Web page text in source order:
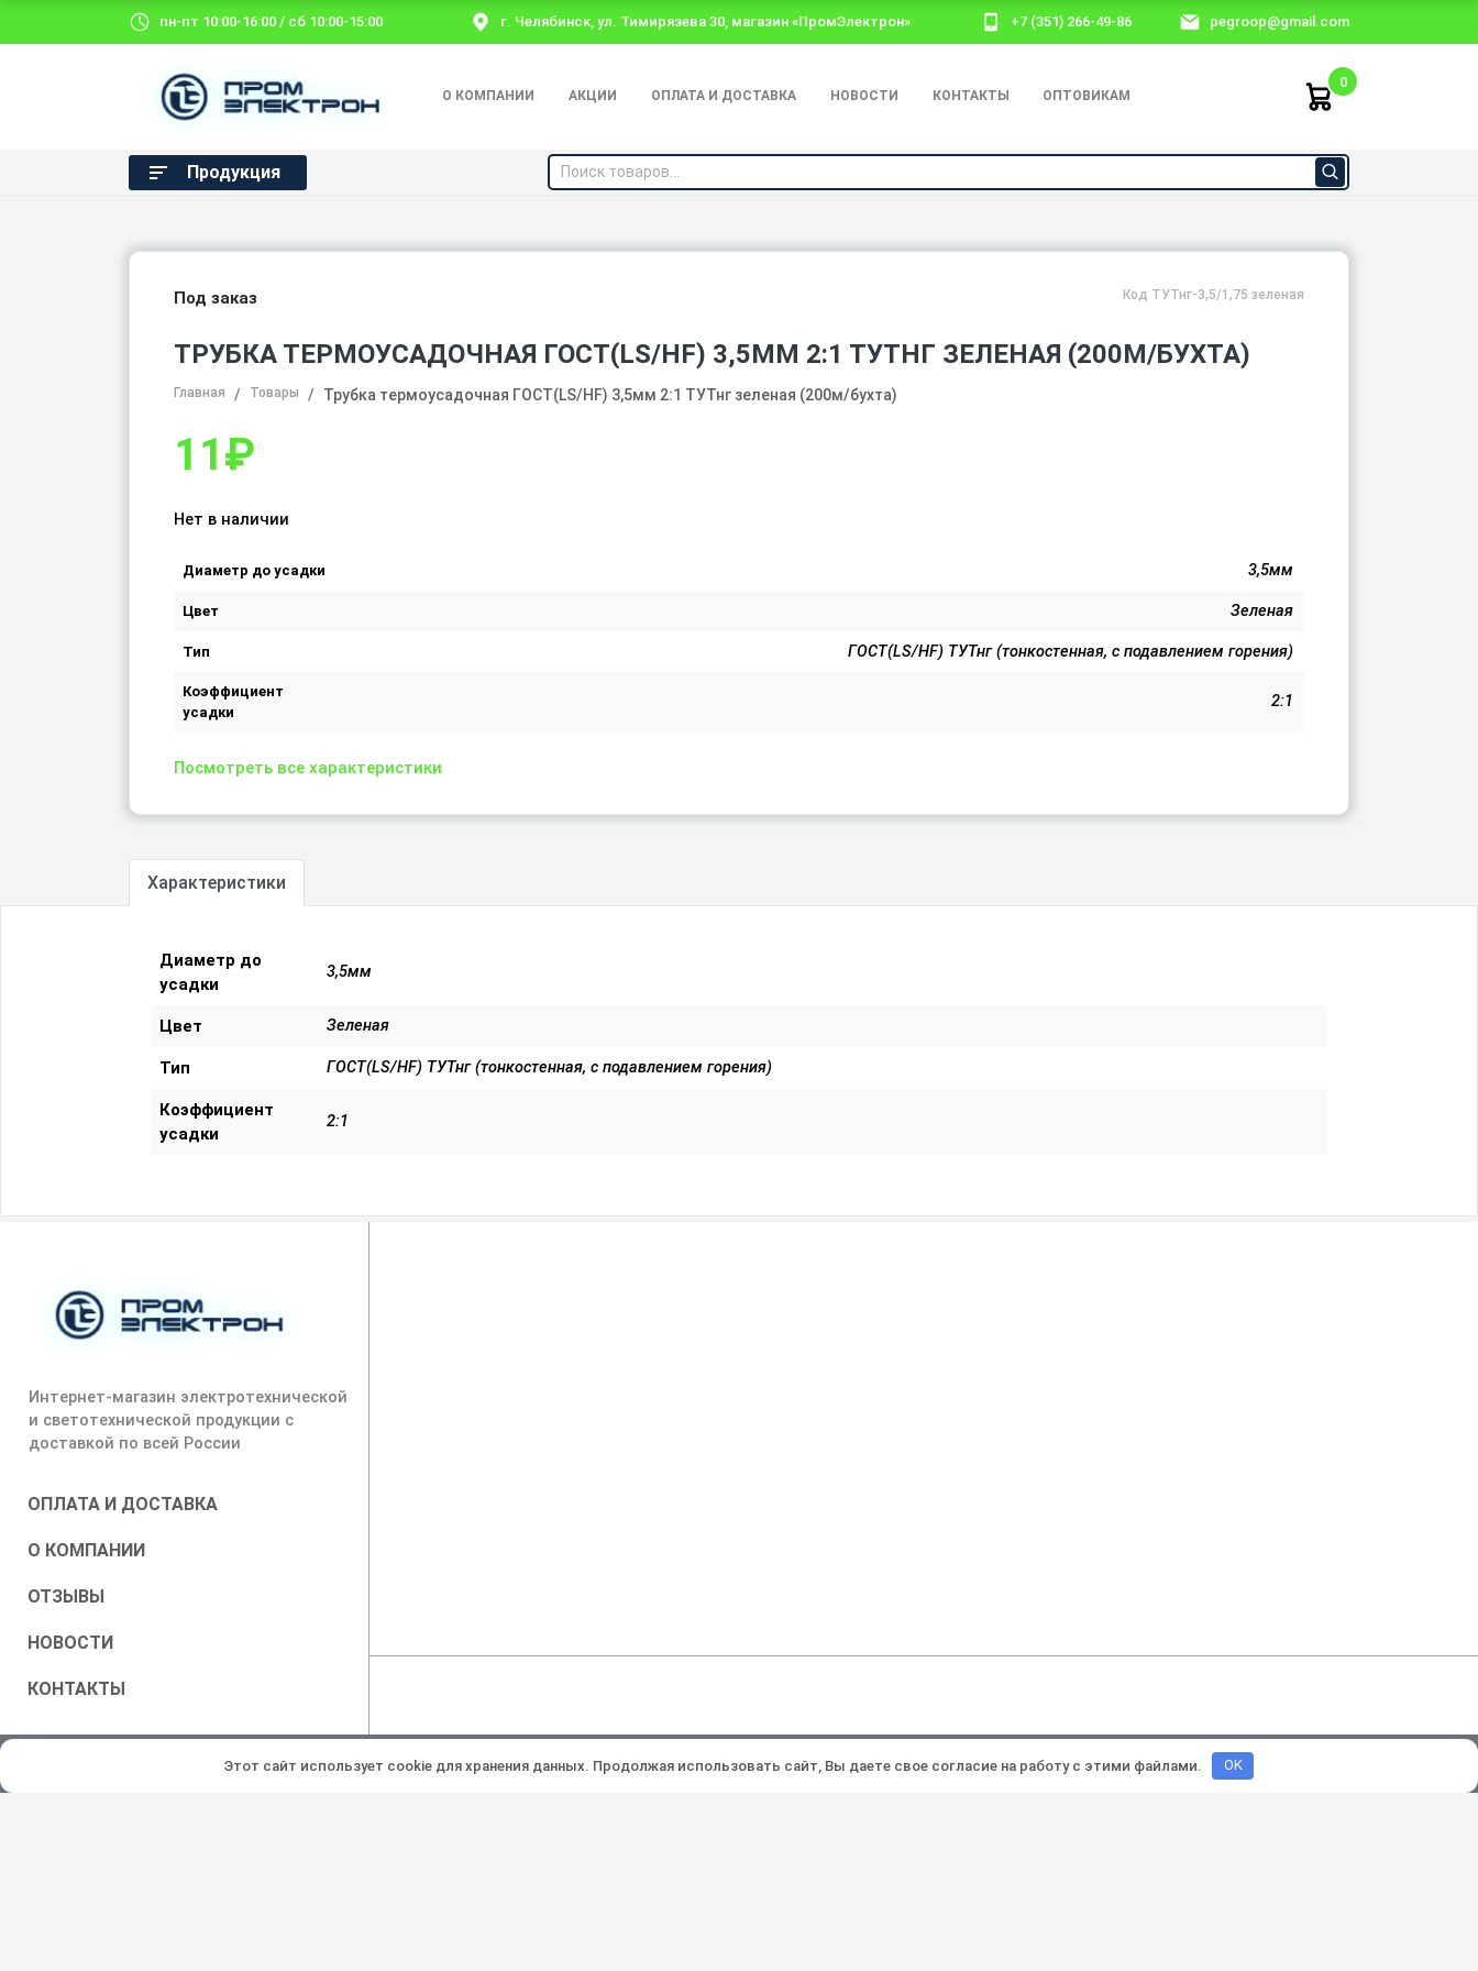
пн-пт 10:00-16:00 / сб 10:00-15:00 г. Челябинск, ул. Тимирязева 30, магазин «ПромЭлектрон» +7 (351) 266-49-86 pegroop@gmail.com
О КОМПАНИИ АКЦИИ ОПЛАТА И ДОСТАВКА НОВОСТИ КОНТАКТЫ ОПТОВИКАМ
0
Продукция
Под заказ Код ТУТнг-3,5/1,75 зеленая
ТРУБКА ТЕРМОУСАДОЧНАЯ ГОСТ(LS/HF) 3,5ММ 2:1 ТУТНГ ЗЕЛЕНАЯ (200М/БУХТА)
Главная Товары Трубка термоусадочная ГОСТ(LS/HF) 3,5мм 2:1 ТУТнг зеленая (200м/бухта)
11₽
Нет в наличии
Диаметр до усадки 3,5мм
Цвет Зеленая
Тип ГОСТ(LS/HF) ТУТнг (тонкостенная, с подавлением горения)
Коэффициент
усадки
2:1
Посмотреть все характеристики
Характеристики
Диаметр до
усадки
3,5мм
Цвет Зеленая
Тип ГОСТ(LS/HF) ТУТнг (тонкостенная, с подавлением горения)
Коэффициент
усадки
2:1
Интернет-магазин электротехнической
и светотехнической продукции с
доставкой по всей России
ОПЛАТА И ДОСТАВКА
О КОМПАНИИ
ОТЗЫВЫ
НОВОСТИ
КОНТАКТЫ
Все права защищены © 2026 Политика конфиденциальности Разработка и продвижение:Lukevium
Этот сайт использует cookie для хранения данных. Продолжая использовать сайт, Вы даете свое согласие на работу с этими файлами. OK